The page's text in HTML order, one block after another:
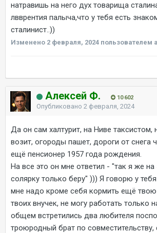
натравишь на него дух товарища
лвврентия палыча,что у тебя есть
сталинист..))
Изменено 2 февраля, 2024 пользователем
Алексей Ф. 10 602
Опубликовано 2 февраля, 2024
Да он сам халтурит, на Ниве
возит, огороды пашет, дороги от снега
ещё пенсионер 1957 года рождения.
На все это он мне ответил - "так я же на
солярку только беру" ))) Я говорю у
мне надо кроме себя кормить ещё
твоих внучек, не могу работать только
общем встретились два любителя
троюродный брат по совместительству,